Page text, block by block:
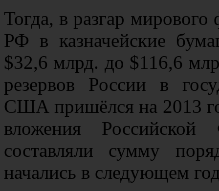
Тогда, в разгар
РФ в казначейские
$32,6 млрд. до $116,6
резервов России в
США пришёлся на 2013
вложения
составляли сумму
начались в следующем